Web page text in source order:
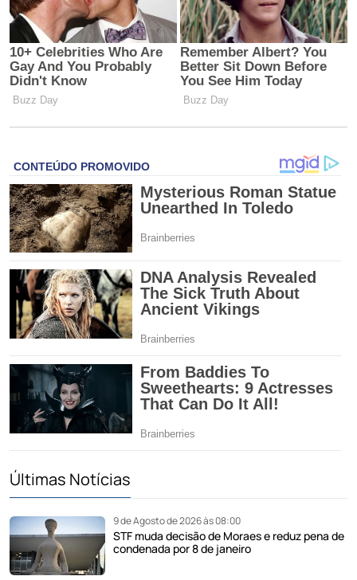
Últimas Notícias
9 de Agosto de 2026 às 08:00
STF muda decisão de Moraes e reduz pena de
condenada por 8 de janeiro